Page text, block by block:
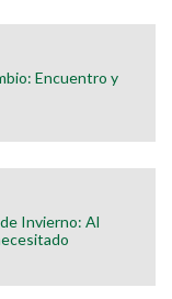
Encuentro y
Invierno: Al